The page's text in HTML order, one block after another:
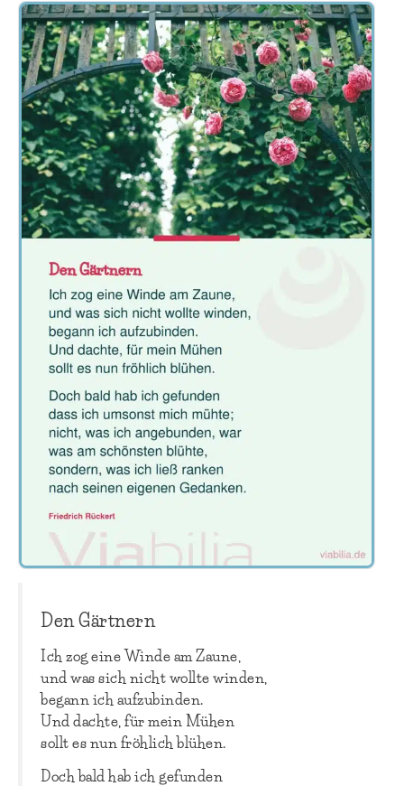
Den Gärtnern
Ich zog eine Winde am Zaune,
und was sich nicht wollte winden,
begann ich aufzubinden.
Und dachte, für mein Mühen
sollt es nun fröhlich blühen.
Doch bald hab ich gefunden